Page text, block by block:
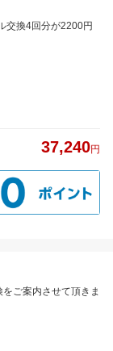
交換4回分が2200円
37,240円
ご案内させて頂きま